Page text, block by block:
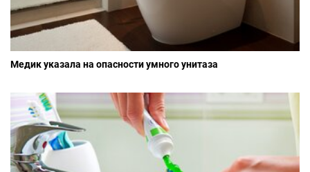
Медик указала на опасности умного унитаза